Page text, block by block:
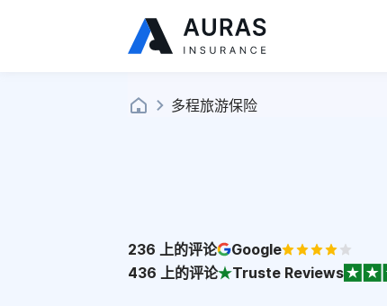
多程旅游保险
236 上的评论
Google
436 上的评论 Truste Reviews